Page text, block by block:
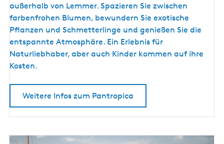
T
r
o
p
i
s
r
außerhalb von Lemmer. Spazieren Sie zwischen
farbenfrohen Blumen, bewundern Sie exotische
Pflanzen und Schmetterlinge und genießen Sie die
entspannte Atmosphäre. Ein Erlebnis für
Naturliebhaber, aber auch Kinder kommen auf ihre
Kosten.
Weitere Infos zum Pantropica